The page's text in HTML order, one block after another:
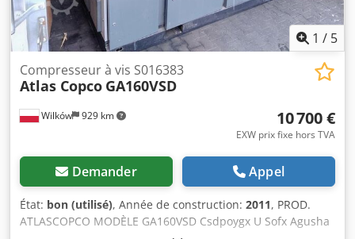
1 / 5
Wilków 929 km
Compresseur à vis S016383
Atlas Copco GA160VSD
10 700 €
EXW prix fixe hors TVA
Demander Appel
État: bon (utilisé), Année de construction: 2011, PROD.
ATLASCOPCO MODÈLE GA160VSD Csdpoygx U Sofx Agusha